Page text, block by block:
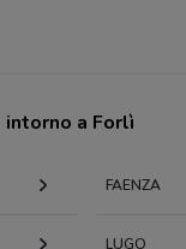
a Forlì
FAENZA
LUGO